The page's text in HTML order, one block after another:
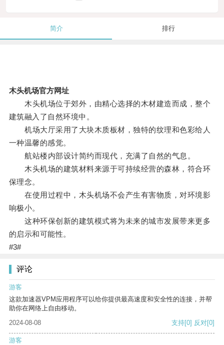
简介 排行
木头机场官方网址
木头机场位于郊外，由精心选择的木材建造而成，整个
建筑融入了自然环境中。
机场大厅采用了大块木质板材，独特的纹理和色彩给人
一种温馨的感觉。
航站楼内部设计简约而现代，充满了自然的气息。
木头机场的建筑材料来源于可持续经营的森林，符合环
保理念。
在使用过程中，木头机场不会产生有害物质，对环境影
响极小。
这种环保创新的建筑模式将为未来的城市发展带来更多
的启示和可能性。
#3#
评论
游客
这款加速器VPM应用程序可以给你提供最高速度和安全性的连接，并帮
助你在网络上自由移动。
2024-08-08
支持[0] 反对[0]
游客